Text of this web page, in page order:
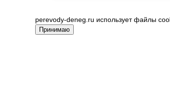
perevody-deneg.ru использует файлы
Принимаю